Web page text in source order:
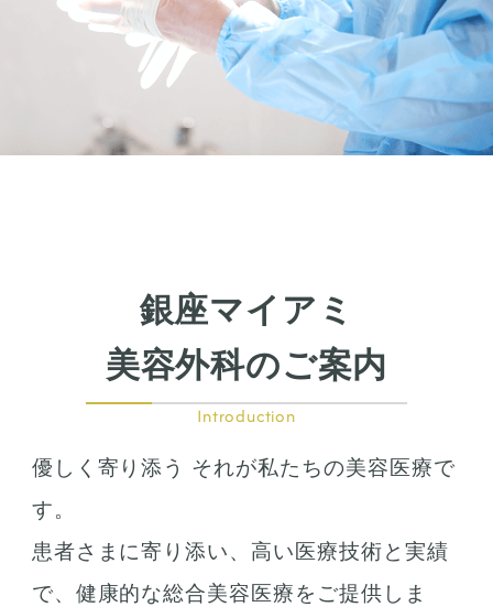
下瞼開大（グラマラスライン）
上まぶたのたるみ取り
鼻の整形
鼻中隔延長
鷲鼻整形
口の整形
唇の整形 人中短縮
銀座マイアミ
美容外科のご案内
Introduction
優しく寄り添う それが私たちの美容医療で
す。
患者さまに寄り添い、高い医療技術と実績
で、健康的な総合美容医療をご提供しま